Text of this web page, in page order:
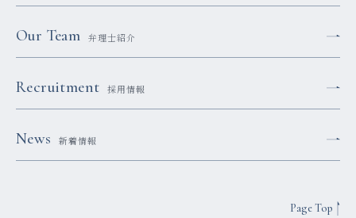
Our Team 弁理士紹介
Recruitment 採用情報
News 新着情報
Page Top